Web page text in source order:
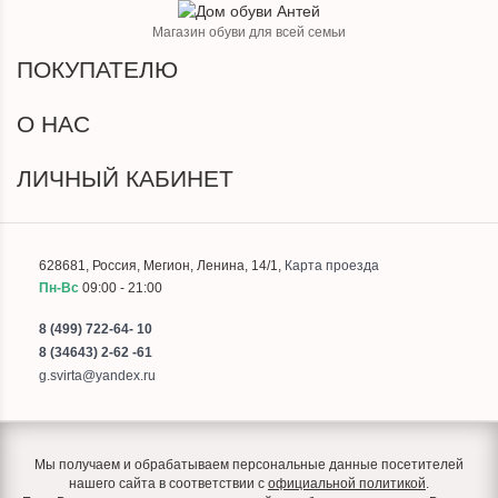
Магазин обуви для всей семьи
ПОКУПАТЕЛЮ
О НАС
ЛИЧНЫЙ КАБИНЕТ
628681, Россия, Мегион, Ленина, 14/1, Карта проезда
Пн-Вс 09:00 - 21:00
8 (499) 722-64- 10
8 (34643) 2-62 -61
g.svirta@yandex.ru
Мы получаем и обрабатываем персональные данные посетителей
нашего сайта в соответствии с официальной политикой.